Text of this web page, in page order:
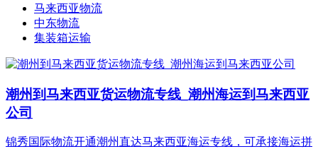
马来西亚物流
中东物流
集装箱运输
潮州到马来西亚货运物流专线_潮州海运到马来西亚
公司
锦秀国际物流开通潮州直达马来西亚海运专线，可承接海运拼